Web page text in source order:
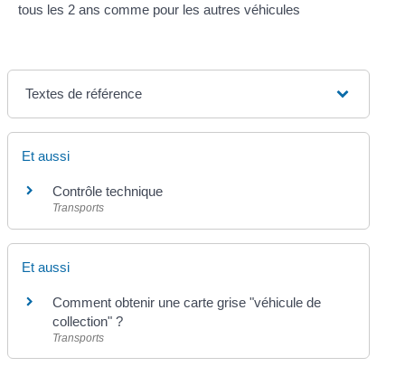
tous les 2 ans comme pour les autres véhicules
Textes de référence
Et aussi
Contrôle technique
Transports
Et aussi
Comment obtenir une carte grise "véhicule de
collection" ?
Transports